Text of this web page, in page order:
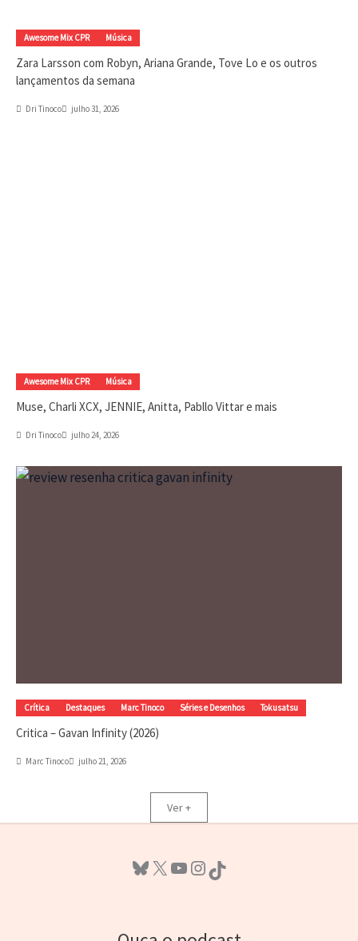
Awesome Mix CPR Música
Zara Larsson com Robyn, Ariana Grande, Tove Lo e os outros
lançamentos da semana
Dri Tinoco julho 31, 2026
Awesome Mix CPR Música
Muse, Charli XCX, JENNIE, Anitta, Pabllo Vittar e mais
Dri Tinoco julho 24, 2026
Crítica Destaques Marc Tinoco Séries e Desenhos Tokusatsu
Critica – Gavan Infinity (2026)
Marc Tinoco julho 21, 2026
Ver +
Bluesky X Youtube InstagramTikTok